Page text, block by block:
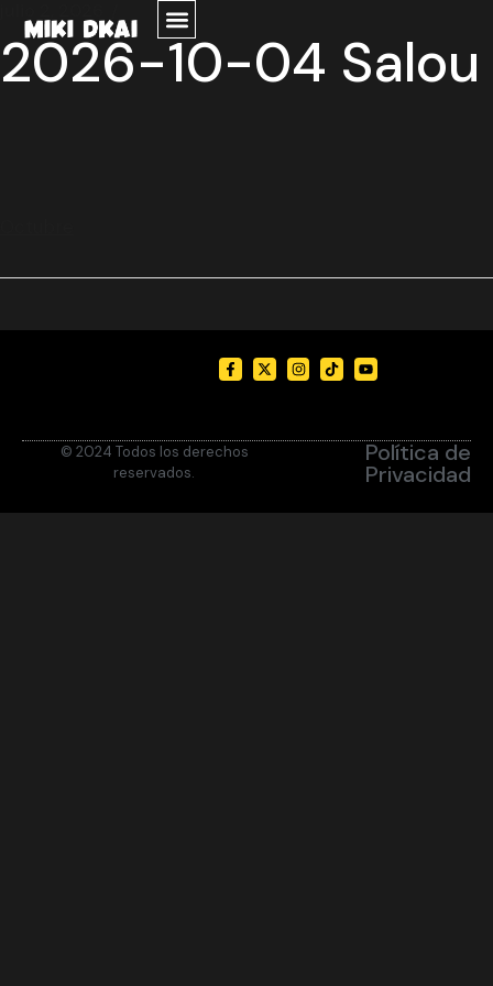
2026-10-04 Salou
© 2024 Todos los derechos
reservados.
Política de
Privacidad